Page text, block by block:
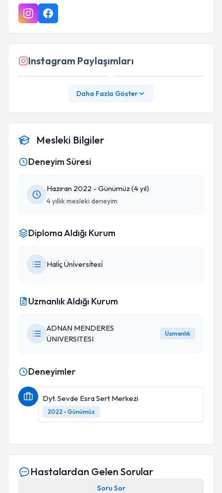
Instagram Paylaşımları
Daha Fazla Göster
Mesleki Bilgiler
Deneyim Süresi
Haziran 2022 - Günümüz (4 yıl)
4 yıllık mesleki deneyim
Diploma Aldığı Kurum
Hali̇ç Üni̇versi̇tesi̇
Uzmanlık Aldığı Kurum
ADNAN MENDERES
ÜNIVERSITESI
Uzmanlık
Deneyimler
Dyt. Sevde Esra Sert Merkezi
2022 - Günümüz
Hastalardan Gelen Sorular
Soru Sor